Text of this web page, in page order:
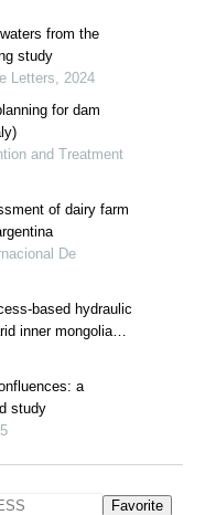
from the
study
Letters, 2024
for dam
and Treatment
of dairy farm
De
based hydraulic
inner mongolia
a
study
Favorite